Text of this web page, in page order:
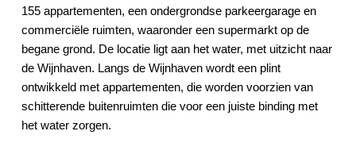
155 appartementen, een ondergrondse parkeergarage en
commerciële ruimten, waaronder een supermarkt op de
begane grond. De locatie ligt aan het water, met uitzicht naar
de Wijnhaven. Langs de Wijnhaven wordt een plint
ontwikkeld met appartementen, die worden voorzien van
schitterende buitenruimten die voor een juiste binding met
het water zorgen.